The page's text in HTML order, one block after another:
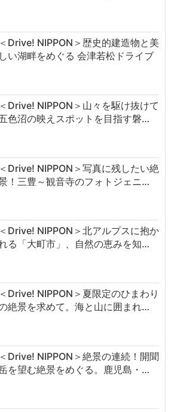
＜Drive! NIPPON＞歴史的建造物と美
しい湖畔をめぐる 会津若松ドライブ
＜Drive! NIPPON＞山々を駆け抜けて
色沼の映えスポットを目指す磐…
＜Drive! NIPPON＞写真に残したい絶
！三豊～観音寺のフォトジェニ…
＜Drive! NIPPON＞北アルプスに抱か
る「大町市」、自然の恵みを知…
＜Drive! NIPPON＞夏限定のひまわり
絶景を求めて。海と山に囲まれ…
＜Drive! NIPPON＞絶景の連続！開聞
を望む絶景をめぐる。鹿児島・…